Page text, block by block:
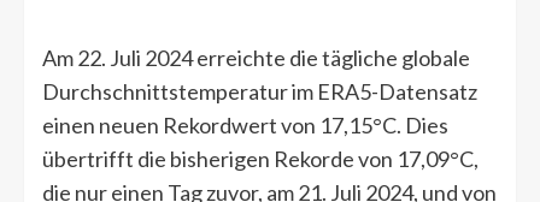
Am 22. Juli 2024 erreichte die tägliche globale
Durchschnittstemperatur im ERA5-Datensatz
einen neuen Rekordwert von 17,15°C. Dies
übertrifft die bisherigen Rekorde von 17,09°C,
die nur einen Tag zuvor, am 21. Juli 2024, und von